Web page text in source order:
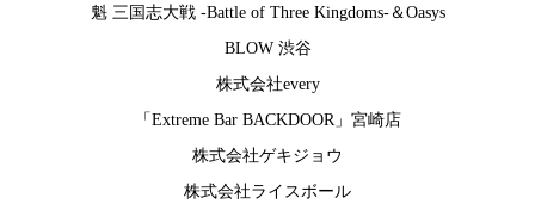
魁 三国志大戦 -Battle of Three Kingdoms-＆Oasys
BLOW 渋谷
株式会社every
「Extreme Bar BACKDOOR」宮崎店
株式会社ゲキジョウ
株式会社ライスボール